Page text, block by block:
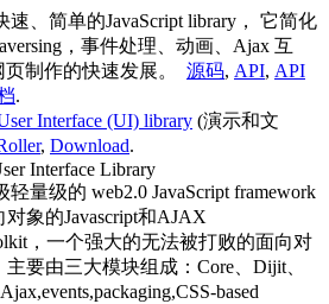
速、简单的JavaScript library， 它简化
，事件处理、动画、Ajax 互
制作的快速发展。 源码, API, API
.
Interface (UI) library (演示和文
, Download.
Interface Library
轻量级的 web2.0 JavaScript framework
象的Javascript和AJAX
，一个强大的无法被打败的面向对
主要由三大模块组成：Core、Dijit、
based